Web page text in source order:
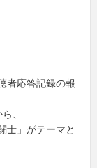
者応答記録の報
、
」がテーマと